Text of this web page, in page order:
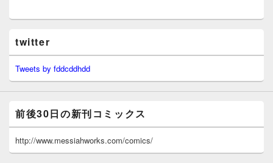
twitter
Tweets by fddcddhdd
前後30日の新刊コミックス
http://www.messiahworks.com/comics/